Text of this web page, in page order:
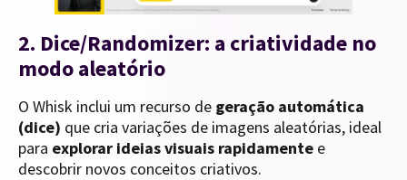
2. Dice/Randomizer: a criatividade no
modo aleatório
O Whisk inclui um recurso de geração automática
(dice) que cria variações de imagens aleatórias, ideal
para explorar ideias visuais rapidamente e
descobrir novos conceitos criativos.